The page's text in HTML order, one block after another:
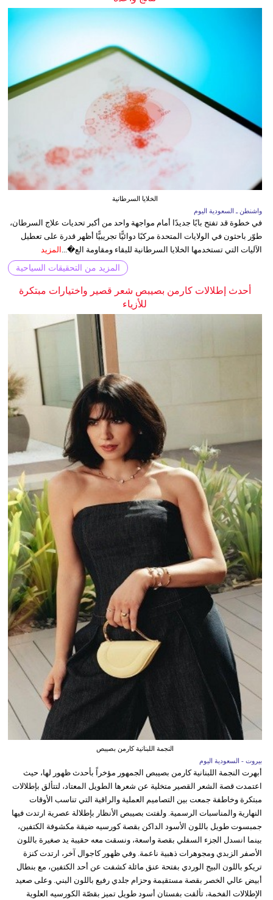
الخلايا السرطانية
واشنطن ـ السعودية اليوم
في خطوة قد تفتح بابًا جديدًا أمام مواجهة واحد من أكبر تحديات علاج السرطان،
طوّر باحثون في الولايات المتحدة مركبًا دوائيًّا تجريبيًّا أظهر قدرة على تعطيل
الآليات التي تستخدمها الخلايا السرطانية للبقاء ومقاومة الع�... المزيد
المزيد من التحقيقات السياحية
أحدث إطلالات كارمن بصيبص شعر قصير واختيارات مبتكرة
للأزياء
النجمة اللبنانية كارمن بصيبص
بيروت - السعودية اليوم
أبهرت النجمة اللبنانية كارمن بصيبص الجمهور مؤخراً بأحدث ظهور لها، حيث
اعتمدت قصة الشعر القصير متخلية عن شعرها الطويل المعتاد، لتتألق بإطلالات
مبتكرة وخاطفة جمعت بين التصاميم العملية والراقية التي تناسب الأوقات
النهارية والمناسبات الرسمية. ولفتت بصيبص الأنظار بإطلالة عصرية ارتدت فيها
جمبسوت طويل باللون الأسود الداكن بقصة كورسيه ضيقة مكشوفة الكتفين،
بينما انسدل الجزء السفلي بقصة واسعة، ونسقت معه حقيبة يد صغيرة باللون
الأصفر الزبدي ومجوهرات ذهبية ناعمة. وفي ظهور كاجوال آخر، ارتدت كنزة
تريكو باللون البيج الوردي بفتحة عنق مائلة كشفت عن أحد الكتفين، مع بنطال
أبيض عالي الخصر بقصة مستقيمة وحزام جلدي رفيع باللون البني. وعلى صعيد
الإطلالات الفخمة، تألقت بفستان أسود طويل تميز بقصّة الكورسيه العلوية